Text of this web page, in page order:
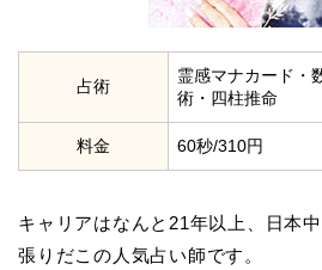
占術
霊感マナカード・
術・四柱推命
料金 60秒/310円
キャリアはなんと21年以上、日本
張りだこの人気占い師です。